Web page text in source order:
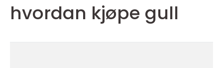
hvordan kjøpe gull